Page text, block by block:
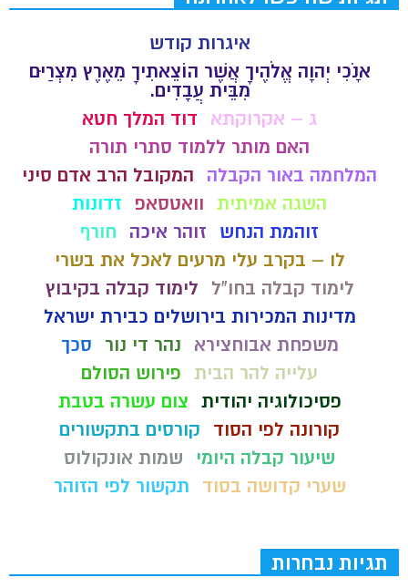
איגרות קודש
אָנֹכִי יְהוָה אֱלֹהֶיךָ אֲשֶׁר הוֹצֵאתִיךָ מֵאֶרֶץ מִצְרַיִם
מִבֵּית עֲבָדִים.
ג – אקרוקתא
דוד המלך חטא
האם מותר ללמוד סתרי תורה
המלחמה באור הקבלה
המקובל הרב אדם סיני
השגה אמיתית וואטסאפ
זדונות
זוהמת הנחש
זוהר איכה
חורף
לו – בקרב עלי מרעים לאכל את בשרי
לימוד קבלה בחו"ל
לימוד קבלה בקיבוץ
מדינות המכירות בירושלים כבירת ישראל
משפחת אבוחצירא
נהר די נור
סכך
עלייה להר הבית פירוש הסולם
פסיכולוגיה יהודית צום עשרה בטבת
קורונה לפי הסוד
קורסים בתקשורים
שיעור קבלה היומי
שמות אונקולוס
שערי קדושה בסוד
תקשור לפי הזוהר
תגיות נבחרות